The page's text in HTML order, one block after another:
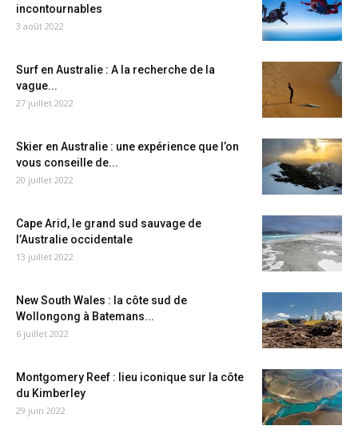
incontournables
3 août 2022
Surf en Australie : A la recherche de la
vague...
27 juillet 2022
Skier en Australie : une expérience que l’on
vous conseille de...
20 juillet 2022
Cape Arid, le grand sud sauvage de
l’Australie occidentale
13 juillet 2022
New South Wales : la côte sud de
Wollongong à Batemans...
6 juillet 2022
Montgomery Reef : lieu iconique sur la côte
du Kimberley
29 juin 2022